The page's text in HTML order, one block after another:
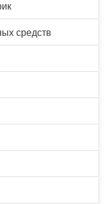
средств